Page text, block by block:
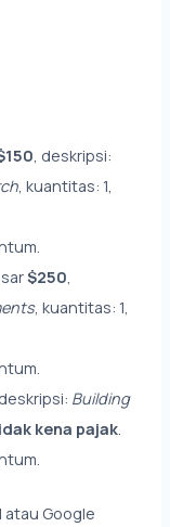
, deskripsi:
, kuantitas: 1,
$250,
, kuantitas: 1,
Building
kena pajak.
atau Google